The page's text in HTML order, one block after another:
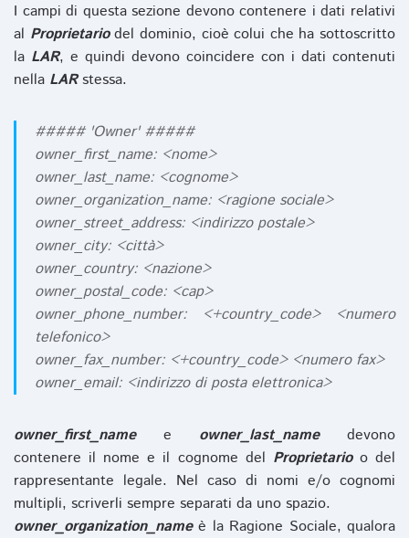
I campi di questa sezione devono contenere i dati relativi
al Proprietariodel dominio, cioè colui che ha sottoscritto
la LAR, e quindi devono coincidere con i dati contenuti
nella LARstessa.
##### 'Owner' #####
owner_first_name: <nome>
owner_last_name: <cognome>
owner_organization_name: <ragione sociale>
owner_street_address: <indirizzo postale>
owner_city: <città>
owner_country: <nazione>
owner_postal_code: <cap>
owner_phone_number: <+country_code> <numero
telefonico>
owner_fax_number: <+country_code> <numero fax>
owner_email: <indirizzo di posta elettronica>
owner_first_namee owner_last_namedevono
contenere il nome e il cognome del Proprietarioo del
rappresentante legale. Nel caso di nomi e/o cognomi
multipli, scriverli sempre separati da uno spazio.
owner_organization_nameè la Ragione Sociale, qualora